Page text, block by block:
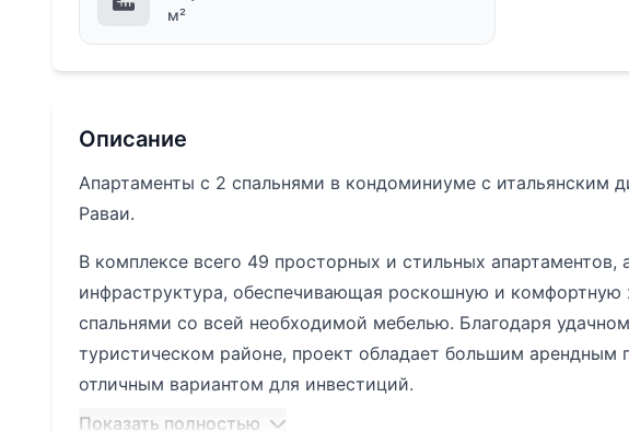
м²
Описание
Апартаменты с 2 спальнями в кондоминиуме с итальянским
Раваи.
В комплексе всего 49 просторных и стильных апартаментов,
инфраструктура, обеспечивающая роскошную и комфортную
спальнями со всей необходимой мебелью. Благодаря
туристическом районе, проект обладает большим арендным
отличным вариантом для инвестиций.
Показать полностью